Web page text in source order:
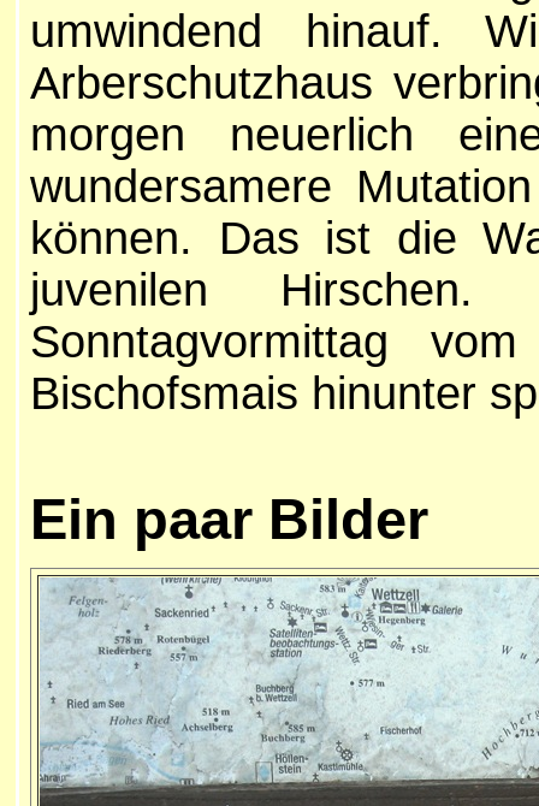
umwindend hinauf.
Arberschutzhaus
morgen neuerlich
wundersamere
können. Das ist die
juvenilen
Sonntagvormittag
Bischofsmais hinunter
Ein paar Bilder